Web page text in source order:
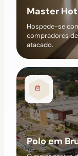
Master
Hospede-se
compradores
atacado.
Polo em